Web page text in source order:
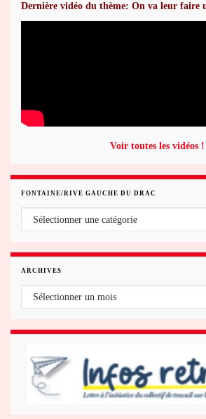
Dernière vidéo du thème: On va leur faire
Voir toutes les vidéos !
FONTAINE/RIVE GAUCHE DU DRAC
ARCHIVES